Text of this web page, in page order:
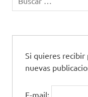
Si quieres
nuevas
E-mail: